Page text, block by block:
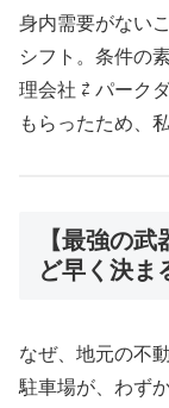
身内需要がない
シフト。条件の
理会社 ⇄ パーク
もらったため、
【最強の
ど早く決ま
なぜ、地元の不
駐車場が、わず